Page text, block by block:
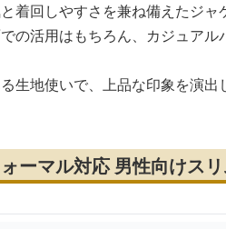
着回しやすさを兼ね備えたジャ
の活用はもちろん、カジュア
生地使いで、上品な印象を演出
ーマル対応 男性向けス